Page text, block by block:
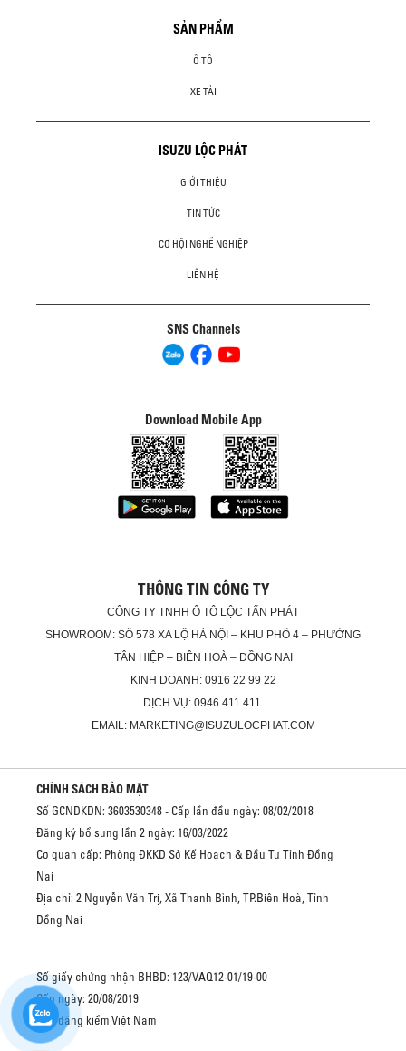
SẢN PHẨM
Ô TÔ
XE TẢI
ISUZU LỘC PHÁT
GIỚI THIỆU
TIN TỨC
CƠ HỘI NGHỀ NGHIỆP
LIÊN HỆ
SNS Channels
Download Mobile App
THÔNG TIN CÔNG TY
CÔNG TY TNHH Ô TÔ LỘC TẤN PHÁT
SHOWROOM: SỐ 578 XA LỘ HÀ NỘI – KHU PHỐ 4 – PHƯỜNG
TÂN HIỆP – BIÊN HOÀ – ĐỒNG NAI
KINH DOANH: 0916 22 99 22
DỊCH VỤ: 0946 411 411
EMAIL: MARKETING@ISUZULOCPHAT.COM
CHÍNH SÁCH BẢO MẬT
Số GCNDKDN: 3603530348 - Cấp lần đầu ngày: 08/02/2018
Đăng ký bổ sung lần 2 ngày: 16/03/2022
Cơ quan cấp: Phòng ĐKKD Sở Kế Hoạch & Đầu Tư Tỉnh Đồng
Nai
Địa chỉ: 2 Nguyễn Văn Trị, Xã Thanh Bình, TP.Biên Hoà, Tỉnh
Đồng Nai
Số giấy chứng nhận BHBD: 123/VAQ12-01/19-00
Cấp ngày: 20/08/2019
Cục đăng kiểm Việt Nam